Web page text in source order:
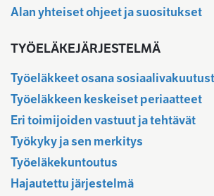
Alan yhteiset ohjeet ja suositukset
TYÖELÄKEJÄRJESTELMÄ
Työeläkkeet osana
Työeläkkeen keskeiset periaatteet
Eri toimijoiden vastuut ja tehtävät
Työkyky ja sen merkitys
Työeläkekuntoutus
Hajautettu järjestelmä